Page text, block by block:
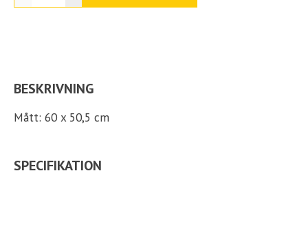
BESKRIVNING
Mått: 60 x 50,5 cm
SPECIFIKATION